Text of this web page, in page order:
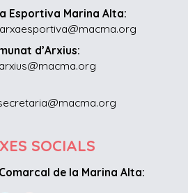
Esportiva Marina Alta:
d’Arxius:
SOCIALS
de la Marina Alta: